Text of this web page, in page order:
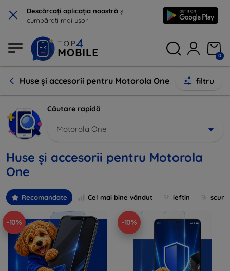
× Descărcați aplicația noastră și
cumpărați mai ușor
0
Huse și accesorii pentru Motorola One filtru
Căutare rapidă
Motorola One
Huse și accesorii pentru Motorola
One
Recomandate Cel mai bine vândut ieftin
-10% -10%